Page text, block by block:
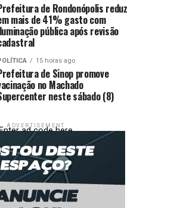
de Rondonópolis reduz
mais de 41% gasto com
pública após revisão
15 horas ago
de Sinop promove
no Machado
neste sábado (8)
ADVERTISEMENT
ad code here